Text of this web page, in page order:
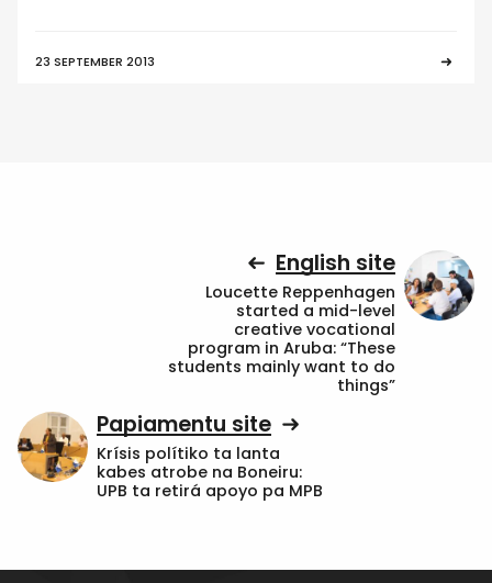
23 SEPTEMBER 2013
English site
Loucette Reppenhagen
started a mid-level
creative vocational
program in Aruba: “These
students mainly want to do
things”
Papiamentu site
Krísis polítiko ta lanta
kabes atrobe na Boneiru:
UPB ta retirá apoyo pa MPB